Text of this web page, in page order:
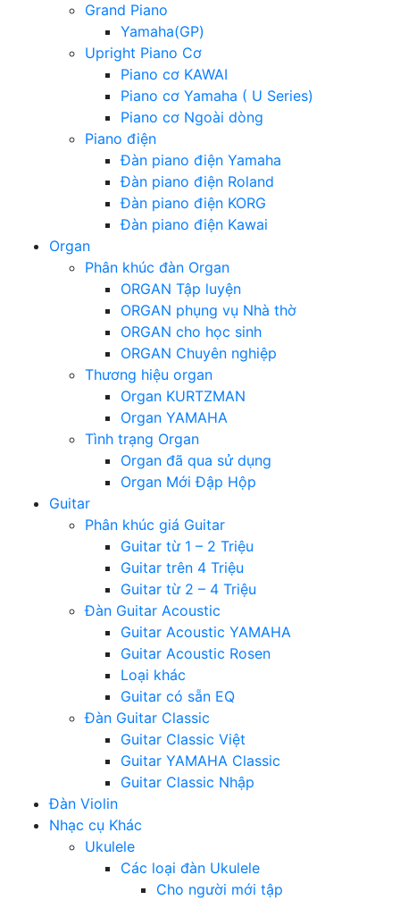
Grand Piano
Yamaha(GP)
Upright Piano Cơ
Piano cơ KAWAI
Piano cơ Yamaha ( U Series)
Piano cơ Ngoài dòng
Piano điện
Đàn piano điện Yamaha
Đàn piano điện Roland
Đàn piano điện KORG
Đàn piano điện Kawai
Organ
Phân khúc đàn Organ
ORGAN Tập luyện
ORGAN phụng vụ Nhà thờ
ORGAN cho học sinh
ORGAN Chuyên nghiệp
Thương hiệu organ
Organ KURTZMAN
Organ YAMAHA
Tình trạng Organ
Organ đã qua sử dụng
Organ Mới Đập Hộp
Guitar
Phân khúc giá Guitar
Guitar từ 1 – 2 Triệu
Guitar trên 4 Triệu
Guitar từ 2 – 4 Triệu
Đàn Guitar Acoustic
Guitar Acoustic YAMAHA
Guitar Acoustic Rosen
Loại khác
Guitar có sẵn EQ
Đàn Guitar Classic
Guitar Classic Việt
Guitar YAMAHA Classic
Guitar Classic Nhập
Đàn Violin
Nhạc cụ Khác
Ukulele
Các loại đàn Ukulele
Cho người mới tập